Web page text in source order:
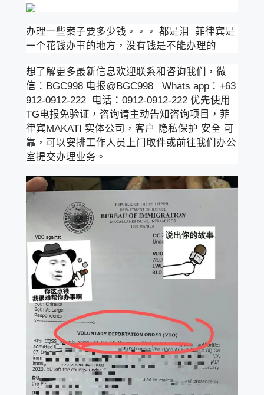
办理一些案子要多少钱。。。 都是泪 菲律宾是
一个花钱办事的地方，没有钱是不能办理的
想了解更多最新信息欢迎联系和咨询我们，微
信：BGC998 电报@BGC998 Whats app：+63
912-0912-222 电话：0912-0912-222 优先使用
TG电报免验证，咨询请主动告知咨询项目，菲
律宾MAKATI 实体公司，客户 隐私保护 安全 可
靠，可以安排工作人员上门取件或前往我们办公
室提交办理业务。